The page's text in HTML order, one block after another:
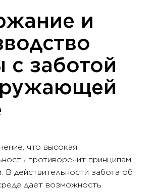
и
с заботой
что высокая
противоречит принципам
В действительности забота об
дает возможность